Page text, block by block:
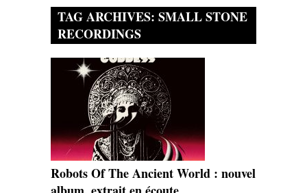
TAG ARCHIVES: SMALL STONE
RECORDINGS
Robots Of The Ancient World : nouvel